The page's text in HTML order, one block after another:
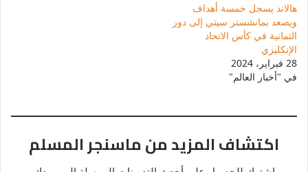
هالاند يسجل خمسة أهداف
ويصعد بمانشستر سيتي إلى دور
الثمانية في كأس الاتحاد
الإنكليزي
28 فبراير، 2024
في "أخبار العالم"
اكتشاف المزيد من ماسنجر المسلم